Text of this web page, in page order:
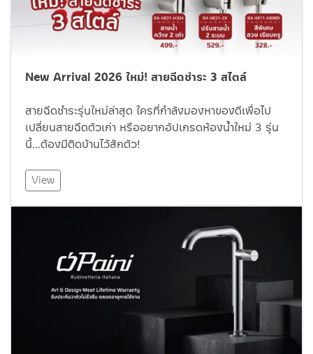
New Arrival 2026 ใหม่! สายฉีดชำระ 3 สไตล์
สายฉีดชำระรุ่นใหม่ล่าสุด ใครที่กำลังมองหาของดีเพื่อไป
เปลี่ยนสายฉีดตัวเก่า หรืออยากอัปเกรดห้องน้ำใหม่ 3 รุ่น
นี้…ต้องมีติดบ้านไว้สักตัว!
View